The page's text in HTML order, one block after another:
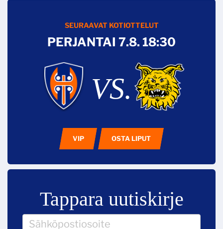
SEURAAVAT KOTIOTTELUT
PERJANTAI 7.8. 18:30
VS.
VIP OSTA LIPUT
Tappara uutiskirje